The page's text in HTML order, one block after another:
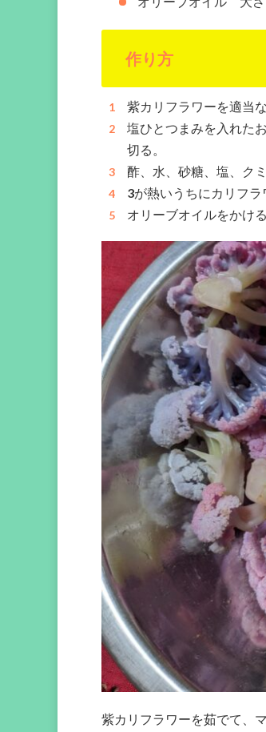
作り方
紫カリフラワーを適当
塩ひとつまみを入れた
切る。
酢、水、砂糖、塩、ク
3が熱いうちにカリフラ
オリーブオイルをかける
紫カリフラワーを茹でて、